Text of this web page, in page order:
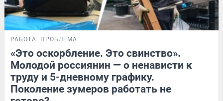
РАБОТА ПРОБЛЕМА
«Это оскорбление. Это свинство».
Молодой россиянин — о ненависти к
труду и 5-дневному графику.
Поколение зумеров работать не